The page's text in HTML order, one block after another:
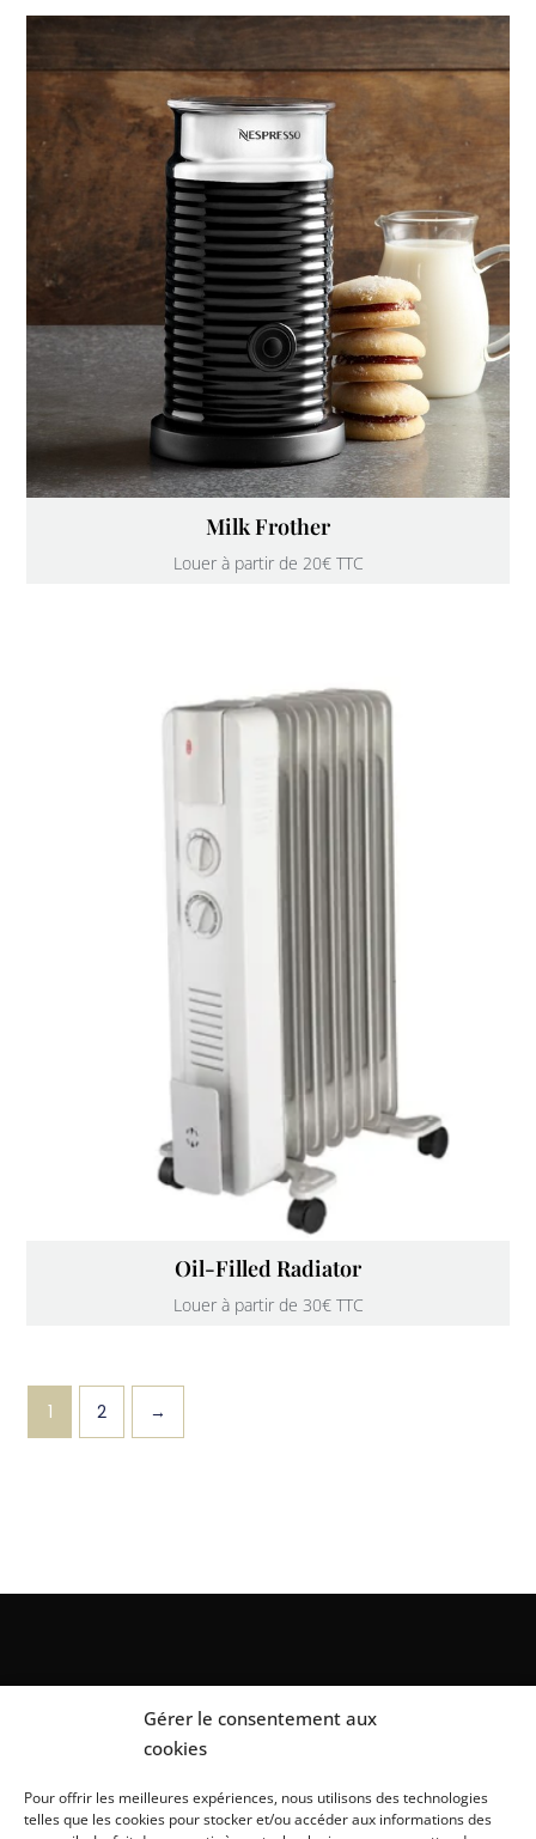
Gérer le consentement aux
cookies
Pour offrir les meilleures expériences, nous utilisons des technologies
telles que les cookies pour stocker et/ou accéder aux informations des
Milk Frother
Louer à partir de 20€ TTC
Oil-Filled Radiator
Louer à partir de 30€ TTC
1 2 →